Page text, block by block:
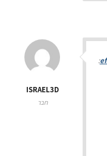
ISRAEL3D
חבר